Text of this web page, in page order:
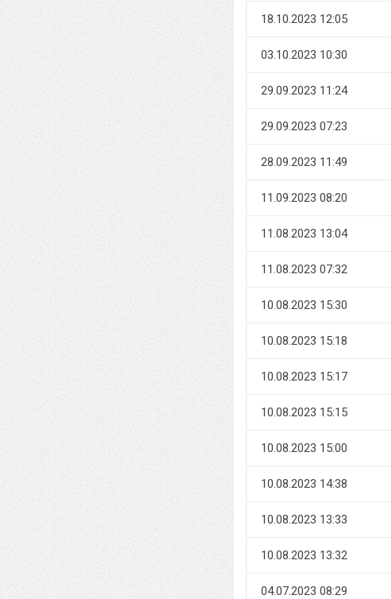
18.10.2023 12:05
03.10.2023 10:30
29.09.2023 11:24
29.09.2023 07:23
28.09.2023 11:49
11.09.2023 08:20
11.08.2023 13:04
11.08.2023 07:32
10.08.2023 15:30
10.08.2023 15:18
10.08.2023 15:17
10.08.2023 15:15
10.08.2023 15:00
10.08.2023 14:38
10.08.2023 13:33
10.08.2023 13:32
04.07.2023 08:29